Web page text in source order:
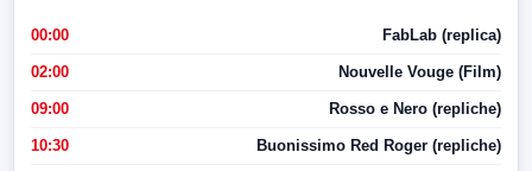
00:00 FabLab (replica)
02:00 Nouvelle Vouge (Film)
09:00 Rosso e Nero (repliche)
10:30 Buonissimo Red Roger (repliche)